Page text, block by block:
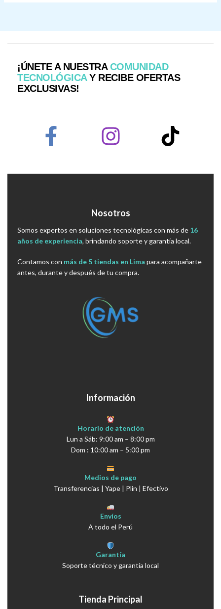
¡ÚNETE A NUESTRACOMUNIDAD
TECNOLÓGICAY RECIBE OFERTAS
EXCLUSIVAS!
Nosotros
Somos expertos en soluciones tecnológicas con más de 16
años de experiencia, brindando soporte y garantía local.
Contamos con más de 5 tiendas en Lima para acompañarte
antes, durante y después de tu compra.
Información
Horario de atención
Lun a Sáb: 9:00 am – 8:00 pm
Dom : 10:00 am – 5:00 pm
Medios de pago
Transferencias | Yape | Plin | Efectivo
Envíos
A todo el Perú
Garantía
Soporte técnico y garantía local
Tienda Principal